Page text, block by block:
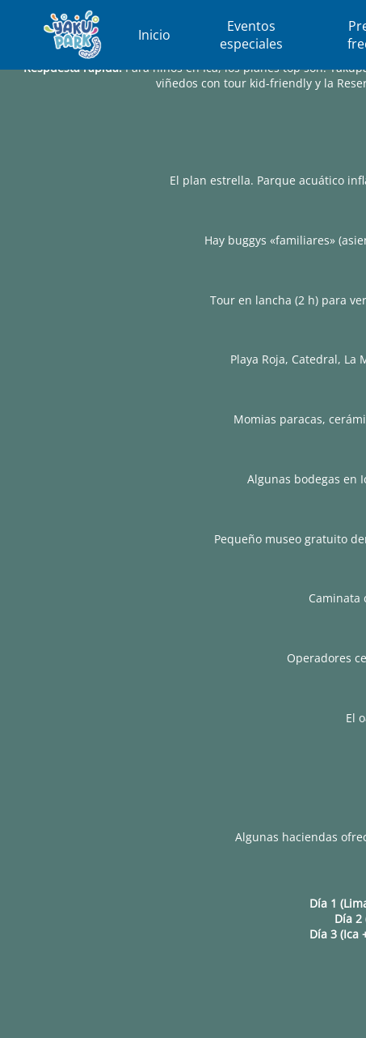
Inicio
Eventos
especiales
Respuesta rápida:Para niños en Ica, los planes top son:
viñedos con tour kid-friendly y la
El plan estrella. Parque acuático
Hay buggys «familiares»
Tour en lancha (2 h) para
Playa Roja, Catedral,
Momias paracas,
Algunas bodegas en
Pequeño museo gratuito
Caminata
Operadores
El
Algunas haciendas
Día 1
Día 2
Día 3 (Ica